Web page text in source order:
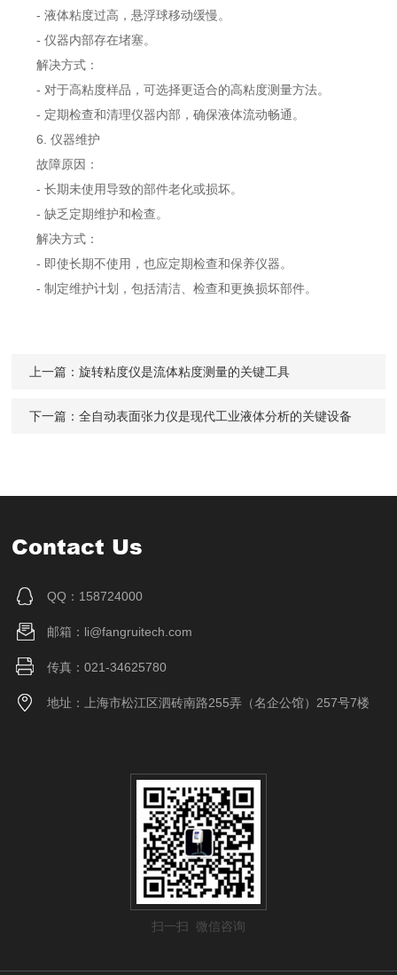
- 液体粘度过高，悬浮球移动缓慢。
- 仪器内部存在堵塞。
解决方式：
- 对于高粘度样品，可选择更适合的高粘度测量方法。
- 定期检查和清理仪器内部，确保液体流动畅通。
6. 仪器维护
故障原因：
- 长期未使用导致的部件老化或损坏。
- 缺乏定期维护和检查。
解决方式：
- 即使长期不使用，也应定期检查和保养仪器。
- 制定维护计划，包括清洁、检查和更换损坏部件。
上一篇：旋转粘度仪是流体粘度测量的关键工具
下一篇：全自动表面张力仪是现代工业液体分析的关键设备
Contact Us
QQ：158724000
邮箱：li@fangruitech.com
传真：021-34625780
地址：上海市松江区泗砖南路255弄（名企公馆）257号7楼
扫一扫 微信咨询